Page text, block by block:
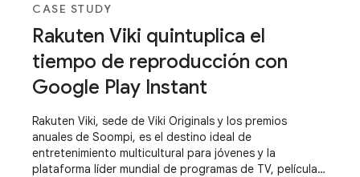
CASE STUDY
Rakuten Viki quintuplica el
tiempo de reproducción con
Google Play Instant
Rakuten Viki, sede de Viki Originals y los premios
anuales de Soompi, es el destino ideal de
entretenimiento multicultural para jóvenes y la
plataforma líder mundial de programas de TV, películas